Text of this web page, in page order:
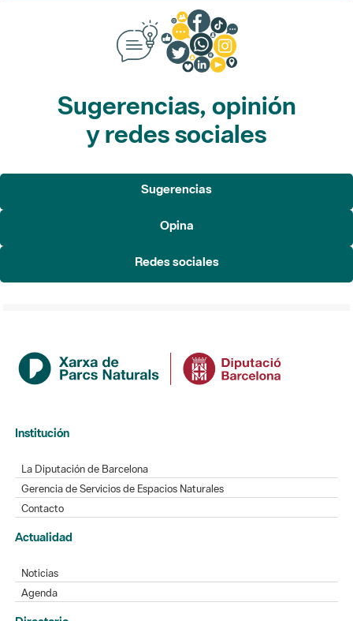
Sugerencias, opinión
y redes sociales
Sugerencias
Opina
Redes sociales
Institución
La Diputación de Barcelona
Gerencia de Servicios de Espacios Naturales
Contacto
Actualidad
Noticias
Agenda